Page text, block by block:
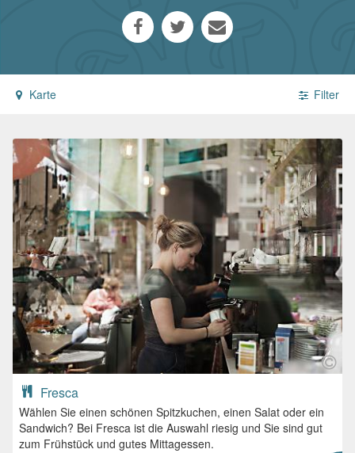
Karte Filter
Fresca
Wählen Sie einen schönen Spitzkuchen, einen Salat oder ein
Sandwich? Bei Fresca ist die Auswahl riesig und Sie sind gut
zum Frühstück und gutes Mittagessen.